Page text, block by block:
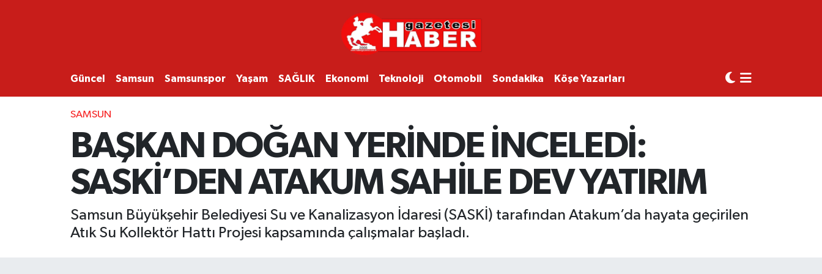
Güncel Samsun Samsunspor Yaşam SAĞLIK Ekonomi Teknoloji Otomobil Sondakika Köşe Yazarları
SAMSUN
BAŞKAN DOĞAN YERİNDE İNCELEDİ:
SASKİ’DEN ATAKUM SAHİLE DEV YATIRIM
Samsun Büyükşehir Belediyesi Su ve Kanalizasyon İdaresi (SASKİ) tarafından Atakum’da hayata geçirilen
Atık Su Kollektör Hattı Projesi kapsamında çalışmalar başladı.
SAMSUN
SAMSUNSPOR
EKONOMİ